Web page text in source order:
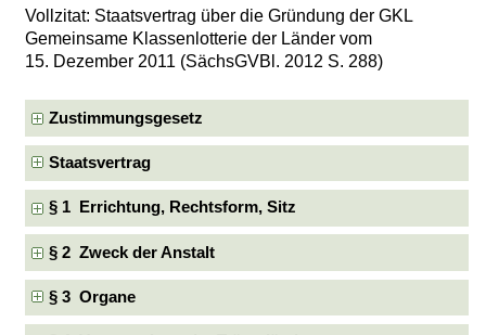
Vollzitat: Staatsvertrag über die Gründung der GKL
Gemeinsame Klassenlotterie der Länder vom
15. Dezember 2011 (SächsGVBl. 2012 S. 288)
Zustimmungsgesetz
Staatsvertrag
§ 1 Errichtung, Rechtsform, Sitz
§ 2 Zweck der Anstalt
§ 3 Organe